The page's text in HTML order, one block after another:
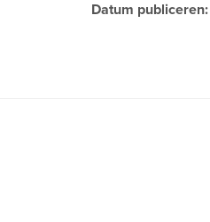
Datum publiceren: